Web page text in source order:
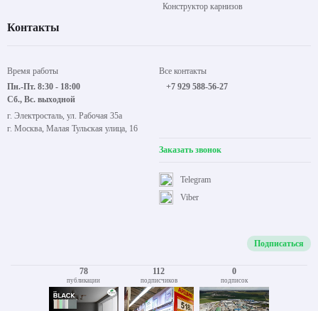
Конструктор карнизов
Контакты
Время работы
Пн.-Пт. 8:30 - 18:00
Сб., Вс. выходной
г. Электросталь, ул. Рабочая 35а
г. Москва, Малая Тульская улица, 16
Все контакты
+7 929 588-56-27
Заказать звонок
Viber
Telegram
Подписаться
78
публикации
112
подписчиков
0
подписок